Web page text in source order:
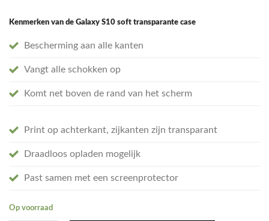
Kenmerken van de Galaxy S10 soft transparante case
Bescherming aan alle kanten
Vangt alle schokken op
Komt net boven de rand van het scherm
Print op achterkant, zijkanten zijn transparant
Draadloos opladen mogelijk
Past samen met een screenprotector
Op voorraad